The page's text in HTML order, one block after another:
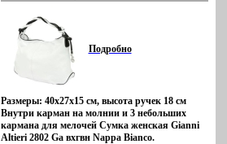
Ножки на дне - есть Артикул: 18591 Торговая
марка: Felicita Цвет: фиолетовый Размер:
35х11х29 .
Подробно
Размеры: 40х27х15 см, высота ручек 18 см
Внутри карман на молнии и 3 небольших
кармана для мелочей Сумка женская Gianni
Altieri 2802 Ga вхгвн Nappa Bianco.